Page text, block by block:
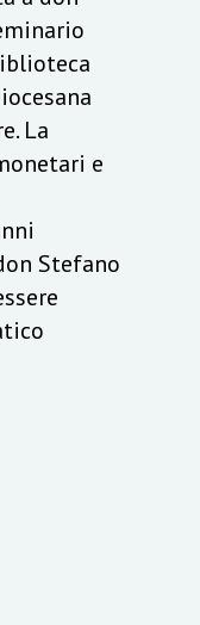
La
e
Stefano